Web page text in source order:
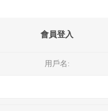
會員登入
用戶名: